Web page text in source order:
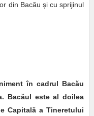
din Bacău și cu sprijinul
în cadrul Bacău
Bacăul este al doilea
Capitală a Tineretului